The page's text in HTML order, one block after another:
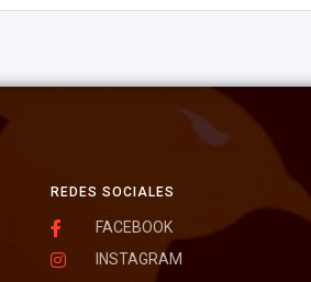
REDES SOCIALES
FACEBOOK
INSTAGRAM